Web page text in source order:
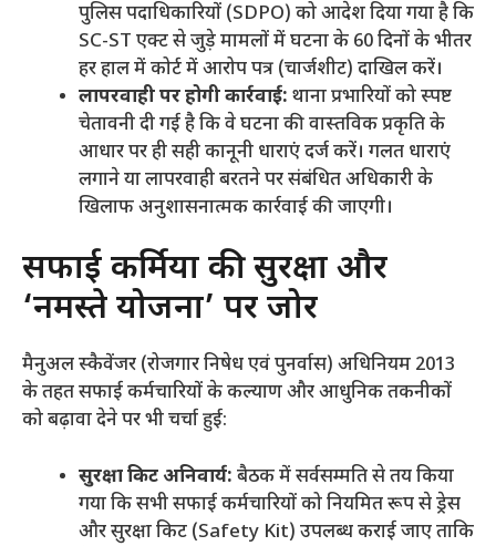
पुलिस पदाधिकारियों (SDPO) को आदेश दिया गया है कि
SC-ST एक्ट से जुड़े मामलों में घटना के 60 दिनों के भीतर
हर हाल में कोर्ट में आरोप पत्र (चार्जशीट) दाखिल करें।
लापरवाही पर होगी कार्रवाई: थाना प्रभारियों को स्पष्ट
चेतावनी दी गई है कि वे घटना की वास्तविक प्रकृति के
आधार पर ही सही कानूनी धाराएं दर्ज करें। गलत धाराएं
लगाने या लापरवाही बरतने पर संबंधित अधिकारी के
खिलाफ अनुशासनात्मक कार्रवाई की जाएगी।
​सफाई कर्मियों की सुरक्षा और
‘नमस्ते योजना’ पर जोर
​मैनुअल स्कैवेंजर (रोजगार निषेध एवं पुनर्वास) अधिनियम 2013
के तहत सफाई कर्मचारियों के कल्याण और आधुनिक तकनीकों
को बढ़ावा देने पर भी चर्चा हुई:
सुरक्षा किट अनिवार्य: बैठक में सर्वसम्मति से तय किया
गया कि सभी सफाई कर्मचारियों को नियमित रूप से ड्रेस
और सुरक्षा किट (Safety Kit) उपलब्ध कराई जाए ताकि